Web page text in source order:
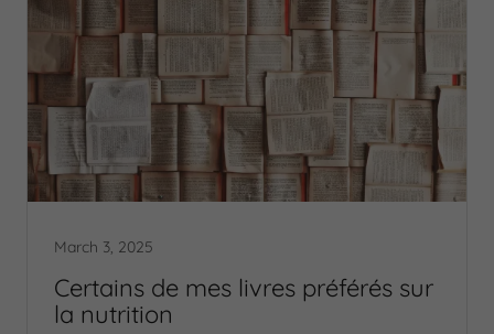
March 3, 2025
Certains de mes livres préférés sur
la nutrition